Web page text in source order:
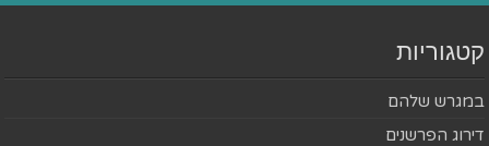
קטגוריות
במגרש שלהם
דירוג הפרשנים